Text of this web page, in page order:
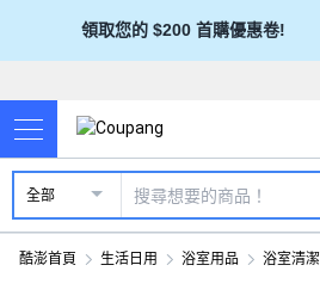
領取您的 $200 首購優惠卷!
全部
酷澎首頁 生活日用 浴室用品 浴室清潔